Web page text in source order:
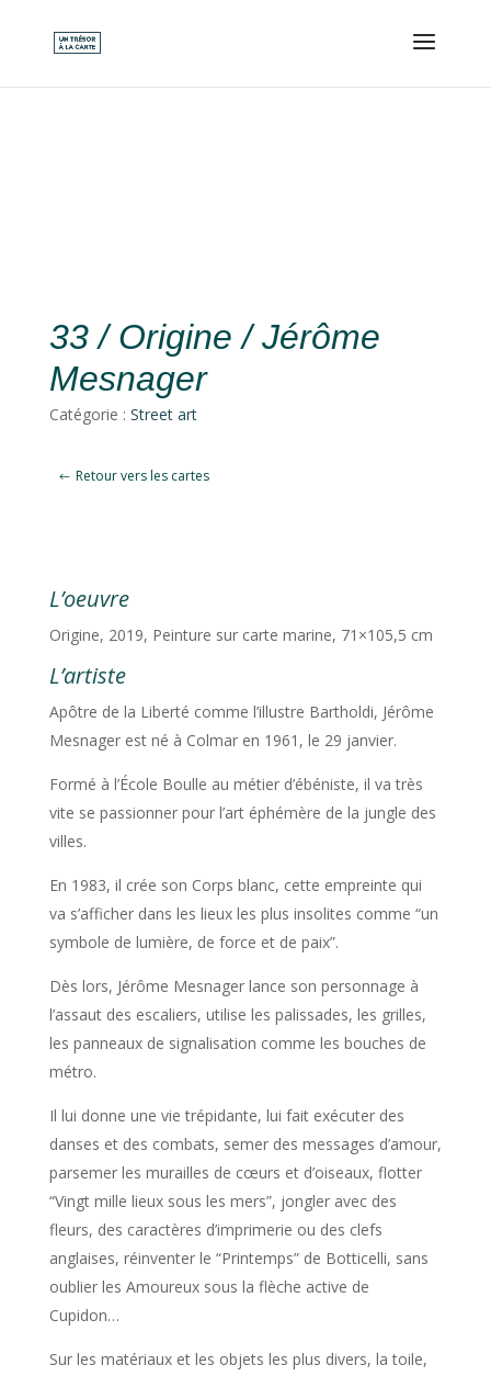
33 / Origine / Jérôme
Mesnager
Catégorie : Street art
Retour vers les cartes
L’oeuvre
Origine, 2019, Peinture sur carte marine, 71×105,5 cm
L’artiste
Apôtre de la Liberté comme l’illustre Bartholdi, Jérôme
Mesnager est né à Colmar en 1961, le 29 janvier.
Formé à l’École Boulle au métier d’ébéniste, il va très
vite se passionner pour l’art éphémère de la jungle des
villes.
En 1983, il crée son Corps blanc, cette empreinte qui
va s’afficher dans les lieux les plus insolites comme “un
symbole de lumière, de force et de paix”.
Dès lors, Jérôme Mesnager lance son personnage à
l’assaut des escaliers, utilise les palissades, les grilles,
les panneaux de signalisation comme les bouches de
métro.
Il lui donne une vie trépidante, lui fait exécuter des
danses et des combats, semer des messages d’amour,
parsemer les murailles de cœurs et d’oiseaux, flotter
“Vingt mille lieux sous les mers”, jongler avec des
fleurs, des caractères d’imprimerie ou des clefs
anglaises, réinventer le “Printemps” de Botticelli, sans
oublier les Amoureux sous la flèche active de
Cupidon…
Sur les matériaux et les objets les plus divers, la toile,